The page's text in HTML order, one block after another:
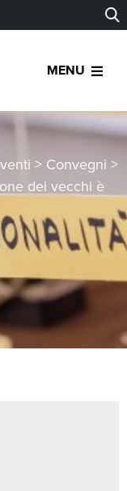
MENU
> Convegni >
dei vecchi è